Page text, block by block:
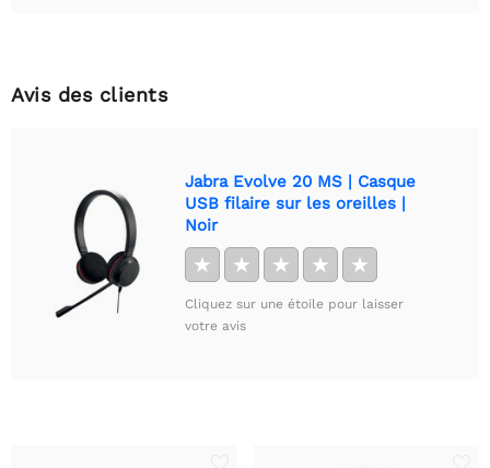
Avis des clients
Jabra Evolve 20 MS | Casque
USB filaire sur les oreilles |
Noir
★ ★ ★ ★ ★
Cliquez sur une étoile pour laisser
votre avis